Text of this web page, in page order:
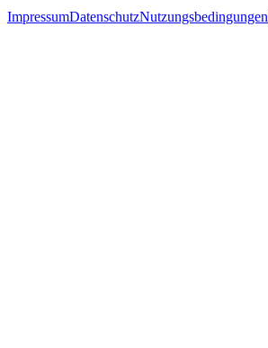
ImpressumDatenschutzNutzungsbedingungen